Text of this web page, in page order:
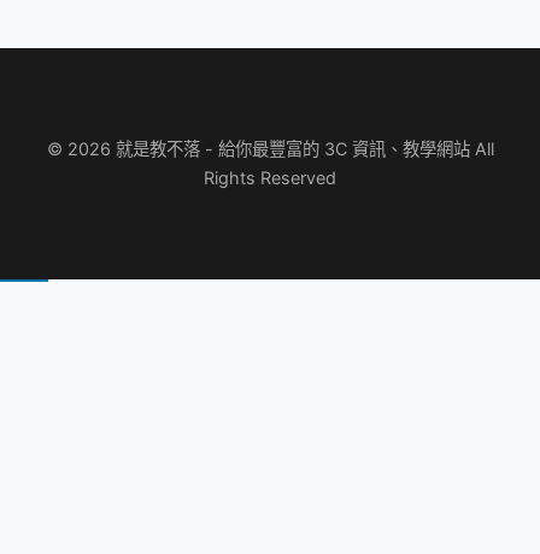
© 2026 就是教不落 - 給你最豐富的 3C 資訊、教學網站 All
Rights Reserved